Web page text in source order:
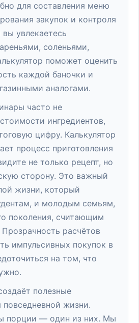
для составления меню
закупок и контроля
увлекаетесь
соленьями,
поможет оценить
каждой баночки и
аналогами.
часто не
ингредиентов,
цифру. Калькулятор
процесс приготовления
не только рецепт, но
сторону. Это важный
жизни, который
и молодым семьям,
поколения, считающим
расчётов
импульсивных покупок в
на том, что
полезные
жизни.
порции — один из них. Мы